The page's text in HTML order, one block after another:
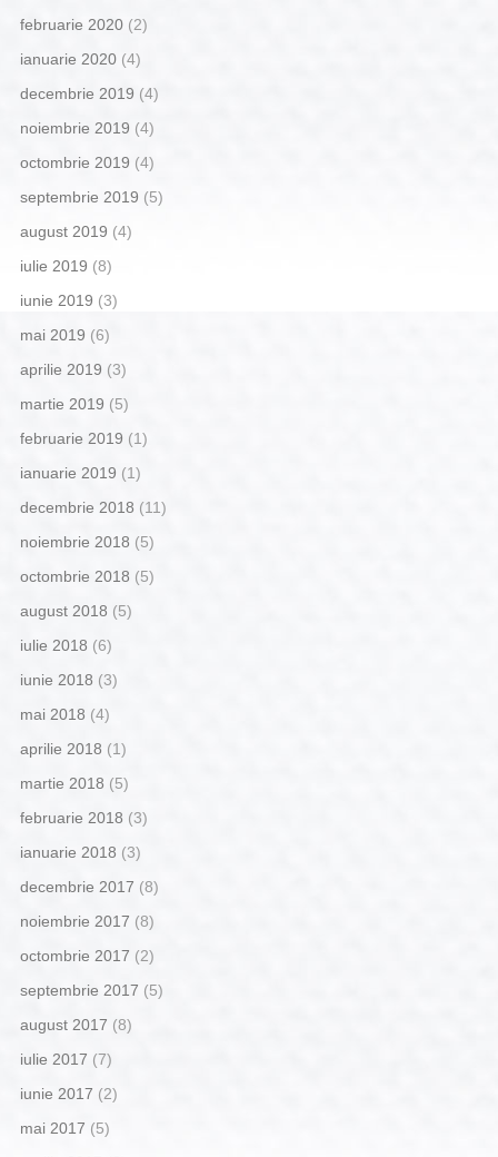
februarie 2020(2)
ianuarie 2020(4)
decembrie 2019 (4)
noiembrie 2019 (4)
octombrie 2019 (4)
septembrie 2019 (5)
august 2019 (4)
iulie 2019 (8)
iunie 2019 (3)
mai 2019 (6)
aprilie 2019 (3)
martie 2019 (5)
februarie 2019 (1)
ianuarie 2019 (1)
decembrie 2018 (11)
noiembrie 2018 (5)
octombrie 2018 (5)
august 2018 (5)
iulie 2018 (6)
iunie 2018 (3)
mai 2018 (4)
aprilie 2018 (1)
martie 2018 (5)
februarie 2018 (3)
ianuarie 2018 (3)
decembrie 2017 (8)
noiembrie 2017 (8)
octombrie 2017 (2)
septembrie 2017 (5)
august 2017 (8)
iulie 2017 (7)
iunie 2017 (2)
mai 2017 (5)